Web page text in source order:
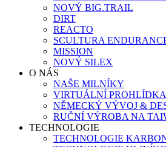
NOVÝ BIG.TRAIL
DIRT
REACTO
SCULTURA
MISSION
NOVÝ SILEX
O NÁS
NAŠE MILNÍKY
VIRTUÁLNÍ PROHLÍDKA
NĚMECKÝ VÝVOJ &
RUČNÍ VÝROBA NA
TECHNOLOGIE
TECHNOLOGIE